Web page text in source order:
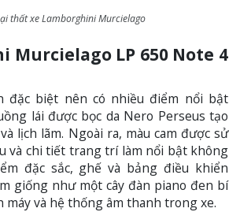
thất xe Lamborghini Murcielago
Murcielago LP 650 Note 4
đặc biệt nên có nhiều điểm nổi bật
lái được bọc da Nero Perseus tạo
lịch lãm. Ngoài ra, màu cam được sử
và chi tiết trang trí làm nổi bật không
đặc sắc, ghế và bảng điều khiển
giống như một cây đàn piano đen bí
máy và hệ thống âm thanh trong xe.